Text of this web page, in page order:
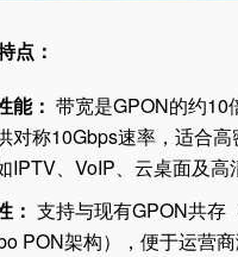
点：
能： 带宽是GPON的约10
对称10Gbps速率，适合
IPTV、VoIP、云桌面及高
： 支持与现有GPON共存
PON架构），便于运营